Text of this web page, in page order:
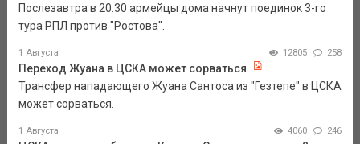
Послезавтра в 20.30 армейцы дома начнут поединок 3-го
тура РПЛ против "Ростова".
1 Августа 12805 258
Переход Жуана в ЦСКА может сорваться
Трансфер нападающего Жуана Сантоса из "Гезтепе" в ЦСКА
может сорваться.
1 Августа 4060 246